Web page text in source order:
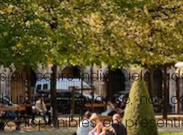
ou cours individuels
ou avancé, nos
disponibles en